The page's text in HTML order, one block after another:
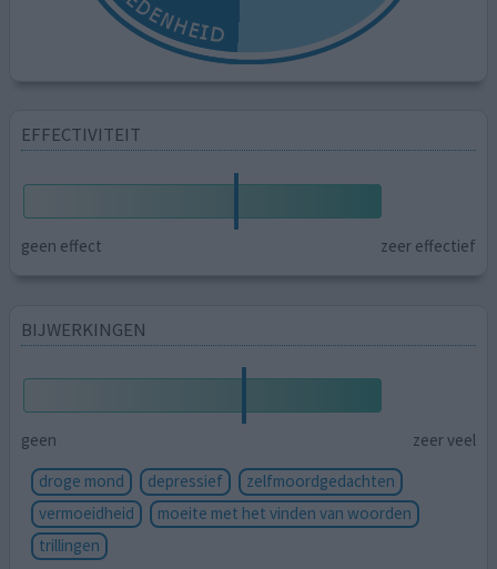
EFFECTIVITEIT
geen effect zeer effectief
BIJWERKINGEN
geen
zeer veel
droge mond
depressief
zelfmoordgedachten
vermoeidheid
moeite met het vinden van woorden
trillingen